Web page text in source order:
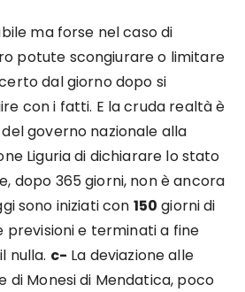
ma forse nel caso di
potute scongiurare o limitare
dal giorno dopo si
con i fatti. E la cruda realtà è
governo nazionale alla
Liguria di dichiarare lo stato
dopo 365 giorni, non è ancora
sono iniziati con 150 giorni di
e terminati a fine
nulla. c- La deviazione alle
di Monesi di Mendatica, poco